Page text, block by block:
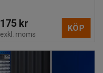
175 kr
exkl. moms
KÖP